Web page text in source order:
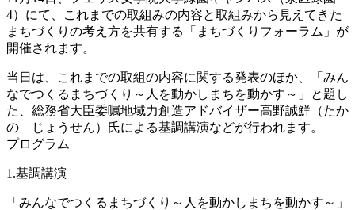
4）にて、
これまでの取組みの内容と取組みから見えてきた
まちづくりの考え方を共有する「まちづくりフォーラム」が
開催されます。
当日は、これまでの取組の内容に関する発表のほか、「みん
なでつくるまちづくり～人を動かしまちを動かす～」と題し
た、総務省大臣委嘱地域力創造アドバイザー高野誠鮮（たか
の じょうせん）氏による基調講演などが行われます。
プログラム
1.基調講演
「みんなでつくるまちづくり～人を動かしまちを動かす～」